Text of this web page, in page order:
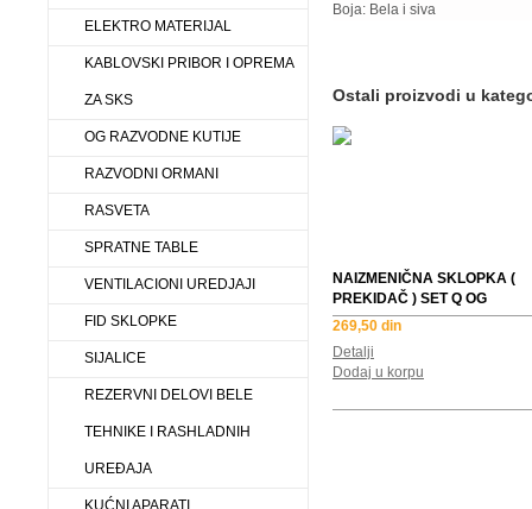
ELEKTRO MATERIJAL
KABLOVSKI PRIBOR I OPREMA
ZA SKS
OG RAZVODNE KUTIJE
RAZVODNI ORMANI
RASVETA
SPRATNE TABLE
VENTILACIONI UREDJAJI
FID SKLOPKE
SIJALICE
REZERVNI DELOVI BELE
TEHNIKE I RASHLADNIH
UREĐAJA
KUĆNI APARATI
Boja: Bela i siva
Ostali proizvodi u
NAIZMENIČNA SKLOPKA (
PREKIDAČ ) SET Q OG
269,50 din
Detalji
Dodaj u korpu